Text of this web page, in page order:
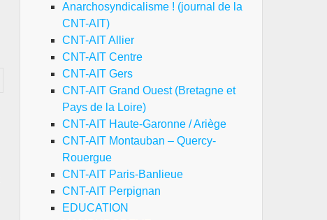
Anarchosyndicalisme ! (journal de la
CNT-AIT)
CNT-AIT Allier
CNT-AIT Centre
CNT-AIT Gers
CNT-AIT Grand Ouest (Bretagne et
Pays de la Loire)
CNT-AIT Haute-Garonne / Ariège
CNT-AIT Montauban – Quercy-
Rouergue
CNT-AIT Paris-Banlieue
CNT-AIT Perpignan
EDUCATION